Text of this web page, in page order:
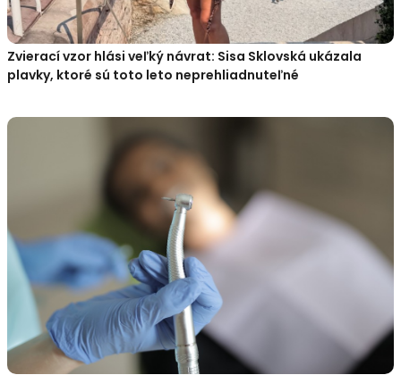
Zvierací vzor hlási veľký návrat: Sisa Sklovská ukázala
plavky, ktoré sú toto leto neprehliadnuteľné